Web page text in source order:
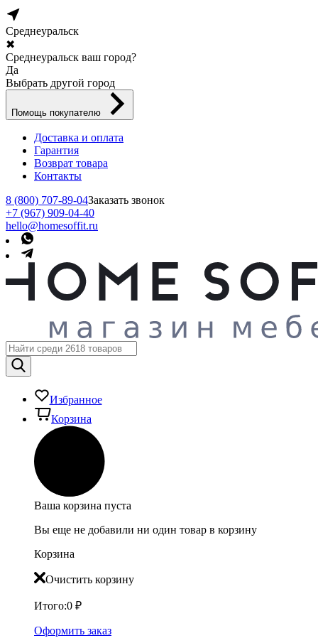
Среднеуральск
✖
Среднеуральск ваш город?
Да
Выбрать другой город
Помощь покупателю
Доставка и оплата
Гарантия
Возврат товара
Контакты
8 (800) 707-89-04Заказать звонок
+7 (967) 909-04-40
hello@homesoffit.ru
Избранное
Корзина
Ваша корзина пуста
Вы еще не добавили ни один товар в корзину
Корзина
Очистить корзину
Итого:0 ₽
Оформить заказ